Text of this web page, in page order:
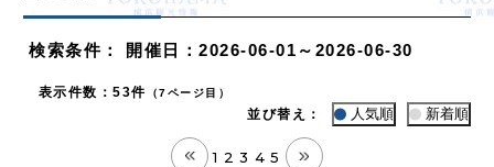
検索条件 ： 開催日：2026-06-01～2026-06-30
表示件数 ：53件 （7ページ目）
並び替え： 人気順 新着順
1 2 3 4 5